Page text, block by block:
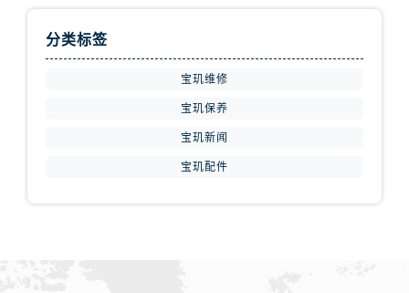
分类标签
宝玑维修
宝玑保养
宝玑新闻
宝玑配件